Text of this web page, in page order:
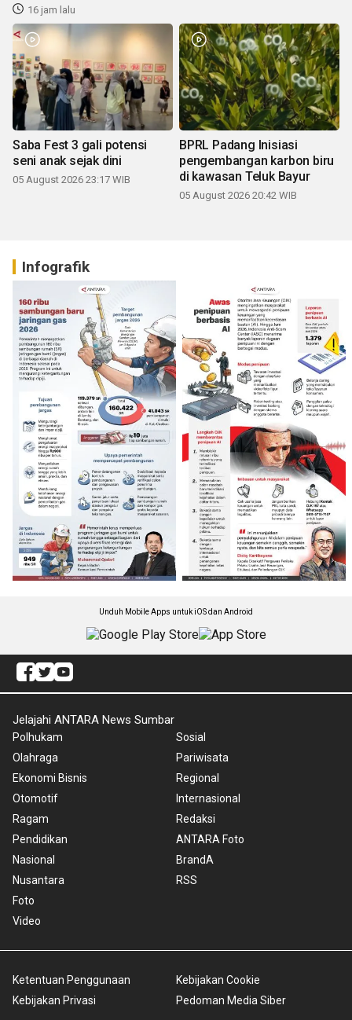
16 jam lalu
Saba Fest 3 gali potensi
seni anak sejak dini
05 August 2026 23:17 WIB
BPRL Padang Inisiasi
pengembangan karbon biru
di kawasan Teluk Bayur
05 August 2026 20:42 WIB
Infografik
Unduh Mobile Apps untuk iOS dan Android
Jelajahi ANTARA News Sumbar
Polhukam
Olahraga
Ekonomi Bisnis
Otomotif
Ragam
Pendidikan
Nasional
Nusantara
Foto
Video
Sosial
Pariwisata
Regional
Internasional
Redaksi
ANTARA Foto
BrandA
RSS
Ketentuan Penggunaan
Kebijakan Privasi
Kebijakan Cookie
Pedoman Media Siber